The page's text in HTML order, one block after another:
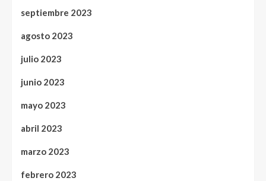
septiembre 2023
agosto 2023
julio 2023
junio 2023
mayo 2023
abril 2023
marzo 2023
febrero 2023